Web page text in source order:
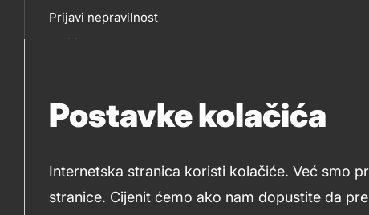
Postavke kolačića
Internetska stranica koristi kolačiće. Već smo
stranice. Cijenit ćemo ako nam dopustite da
Prijavi nepravilnost
Politika privatnosti
2019-2026 Petrol d.o.o. i Petrol d.d., Ljubljana Kolačići